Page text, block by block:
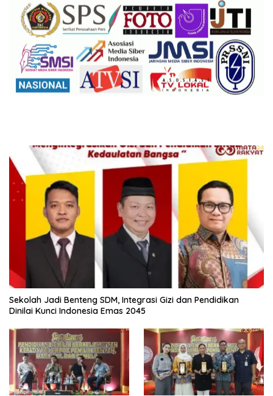
Sekolah Jadi Benteng SDM, Integrasi Gizi dan Pendidikan
Dinilai Kunci Indonesia Emas 2045